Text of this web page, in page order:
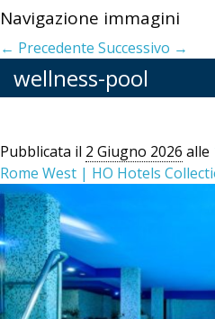
Navigazione immagini
← Precedente Successivo →
wellness-pool
Pubblicata il 2 Giugno 2026 alle
Rome West | HO Hotels